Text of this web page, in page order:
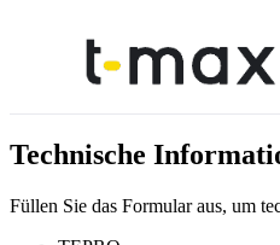
Technische
Füllen Sie das Formular aus, um